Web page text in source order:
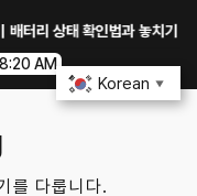
상태 확인법과 놓치기 쉬운 위
AM
를 다룹니다.
Korean ▼